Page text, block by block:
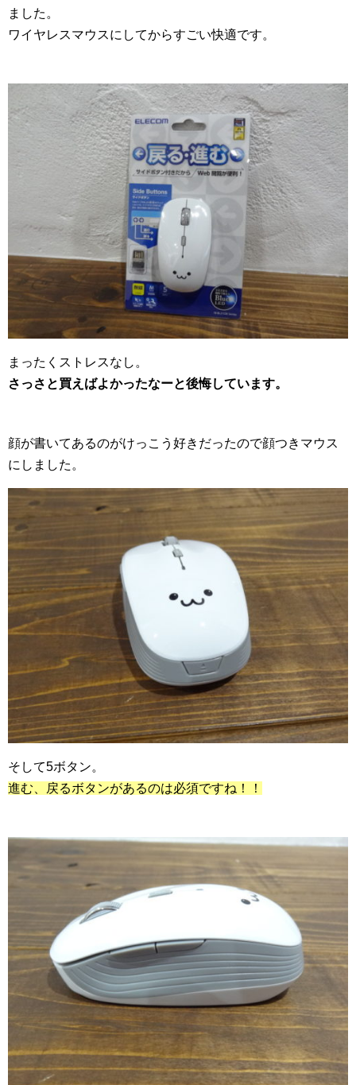
ました。
ワイヤレスマウスにしてからすごい快適です。
まったくストレスなし。
さっさと買えばよかったなーと後悔しています。
顔が書いてあるのがけっこう好きだったので顔つきマウス
にしました。
そして5ボタン。
進む、戻るボタンがあるのは必須ですね！！